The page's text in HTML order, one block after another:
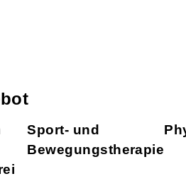
Sport- und
Bewegungstherapie